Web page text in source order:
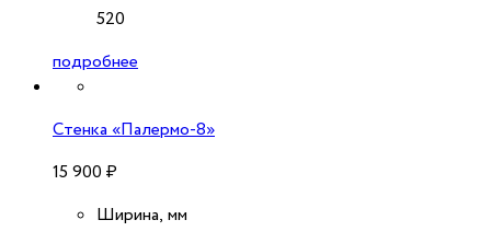
520
подробнее
Стенка «Палермо-8»
15 900 ₽
Ширина, мм